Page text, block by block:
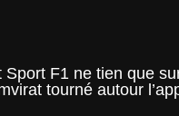
F1 ne tien que
tourné autour